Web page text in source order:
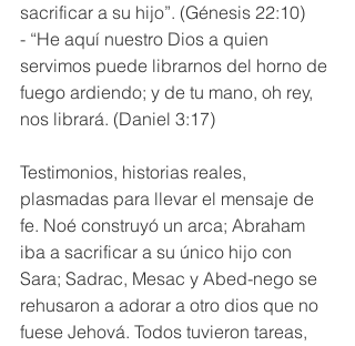
sacrificar a su hijo”. (Génesis 22:10)
- “He aquí nuestro Dios a quien
servimos puede librarnos del horno de
fuego ardiendo; y de tu mano, oh rey,
nos librará. (Daniel 3:17)
Testimonios, historias reales,
plasmadas para llevar el mensaje de
fe. Noé construyó un arca; Abraham
iba a sacrificar a su único hijo con
Sara; Sadrac, Mesac y Abed-nego se
rehusaron a adorar a otro dios que no
fuese Jehová. Todos tuvieron tareas,